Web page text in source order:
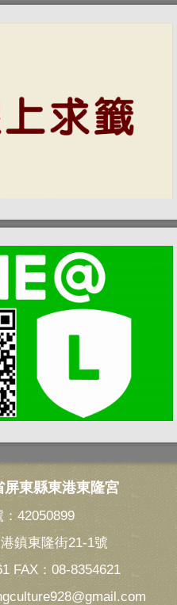
屏東縣東港東隆宮
42050899
鎮東隆街21-1號
FAX：08-8354621